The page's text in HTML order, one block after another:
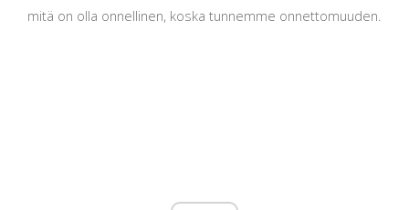
mitä on olla onnellinen, koska tunnemme onnettomuuden.